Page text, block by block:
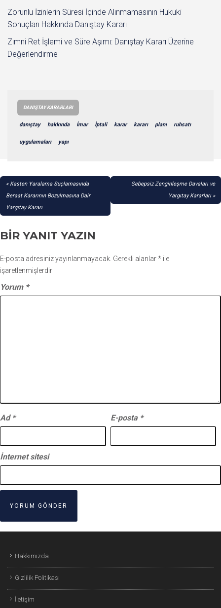
Zorunlu İzinlerin Süresi İçinde Alınmamasının Hukuki
Sonuçları Hakkında Danıştay Kararı
Zımni Ret İşlemi ve Süre Aşımı: Danıştay Kararı Üzerine
Değerlendirme
DANIŞTAY KARARLARI
danıştay hakkında İmar İptali karar kararı planı ruhsatı
uygulamaları yapı
YAZI
GEZINMESI
Kasten Yaralama Suçlamasında
Beraat Kararının Bozulmasına Dair
Yargıtay Kararı
Sebepsiz Zenginleşme Davaları ve
Yargıtay Kararları
BIR YANIT YAZIN
E-posta adresiniz yayınlanmayacak. Gerekli alanlar* ile
işaretlenmişlerdir
Yorum *
Ad * E-posta *
İnternet sitesi
Hakkımızda
Gizlilik Politikası
İletişim